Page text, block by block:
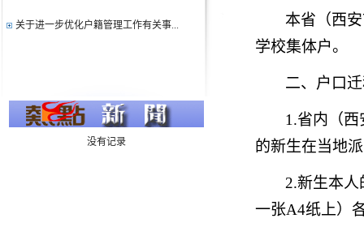
关于进一步优化户籍管理工作有关事...
2024级新生户籍迁移完成的通知
2024级新生户口迁移说明
总体国家安全观大事记
没有记录
本省（西
学校集体户。
二、户口
1.省内（
的新生在当地
2.新生本人
一张A4纸上）